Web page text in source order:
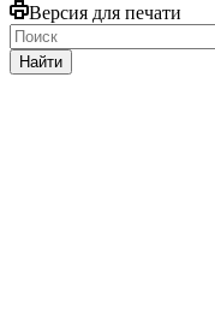
Версия для печати
Найти